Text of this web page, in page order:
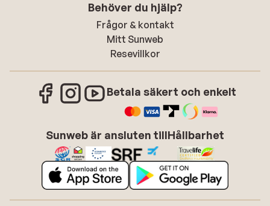
Behöver du hjälp?
Frågor & kontakt
Mitt Sunweb
Resevillkor
Betala säkert och enkelt
Sunweb är ansluten tillHållbarhet